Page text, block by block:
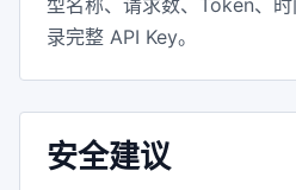
型名称、请求数、Token、
录完整 API Key。
安全建议